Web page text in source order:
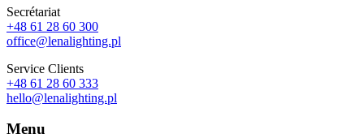
Secrétariat
+48 61 28 60 300
office@lenalighting.pl
Service Clients
+48 61 28 60 333
hello@lenalighting.pl
Menu